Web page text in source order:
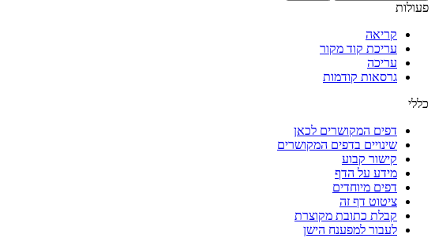
פעולות
קריאה
עריכת קוד מקור
עריכה
גרסאות קודמות
כללי
דפים המקושרים לכאן
שינויים בדפים המקושרים
קישור קבוע
מידע על הדף
דפים מיוחדים
ציטוט דף זה
קבלת כתובת מקוצרת
לעבור למפענח הישן